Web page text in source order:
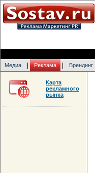
Медиа Реклама Брендинг
Карта
рекламного
рынка